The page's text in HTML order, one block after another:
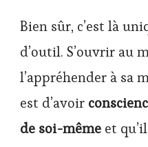
Bien sûr, c’est là
d’outil. S’ouvrir au
l’appréhender à sa
est d’avoir
de soi-même et